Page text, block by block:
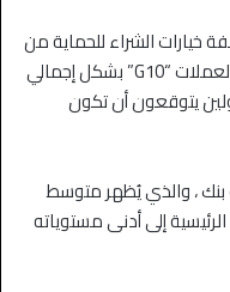
خيارات الشراء للحماية من
تحركات العملات الأجنبية – عبر مجموعة العملات “G10” بشكل إجمالي
يتوقعون أن تكون
، والذي يُظهر متوسط
الرئيسية إلى أدنى مستوياته